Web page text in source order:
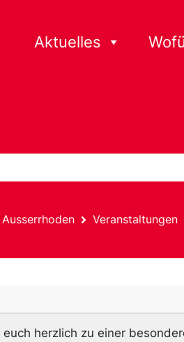
Aktuelles
Veranstaltungen
euch herzlich zu einer